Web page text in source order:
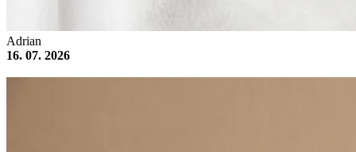
Adrian
16. 07. 2026